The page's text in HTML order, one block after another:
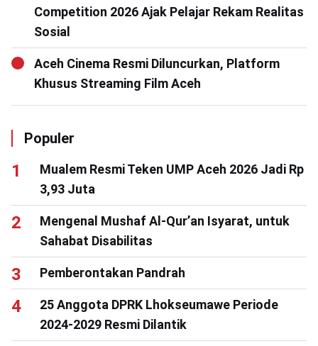
Competition 2026 Ajak Pelajar Rekam Realitas
Sosial
Aceh Cinema Resmi Diluncurkan, Platform
Khusus Streaming Film Aceh
Populer
Mualem Resmi Teken UMP Aceh 2026 Jadi Rp
3,93 Juta
Mengenal Mushaf Al-Qur’an Isyarat, untuk
Sahabat Disabilitas
Pemberontakan Pandrah
25 Anggota DPRK Lhokseumawe Periode
2024-2029 Resmi Dilantik